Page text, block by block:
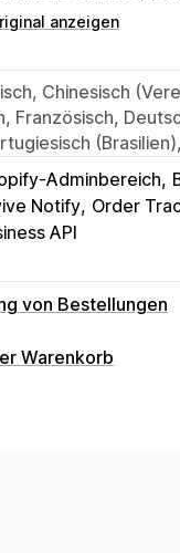
anzeigen
Chinesisch
Französisch,
Adminbereich
Notify Order
API
von Bestellungen
Warenkorb